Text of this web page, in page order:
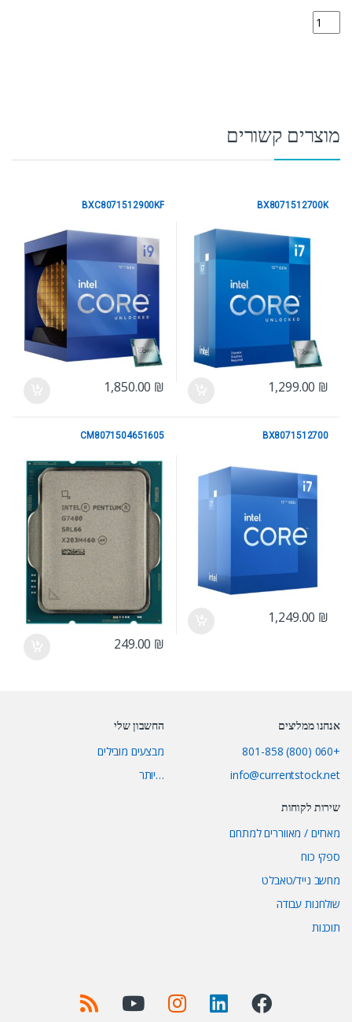
CM8071504553829 quantity
מוצרים קשורים
Intel LGA1700 Gen 12
BX8071512700K
1,299.00 ₪
Intel LGA1700 Gen 12
BXC8071512900KF
1,850.00 ₪
Intel LGA1700 Gen 12
BX8071512700
1,249.00 ₪
Intel LGA1700 Gen 12
CM8071504651605
249.00 ₪
אנחנו ממליצים
+060 (800) 801-858
info@currentstock.net
החשבון שלי
מבצעים מובילים
…יותר
שירות לקוחות
מארזים / מאווררים למתחם
ספקי כוח
מחשב נייד/טאבלט
שולחנות עבודה
תוכנות